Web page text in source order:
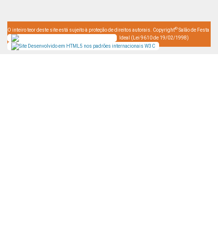
O inteiro teor deste site está sujeito à proteção de direitos autorais. Copyright© Salão de Festa
Ideal (Lei 9610 de 19/02/1998)